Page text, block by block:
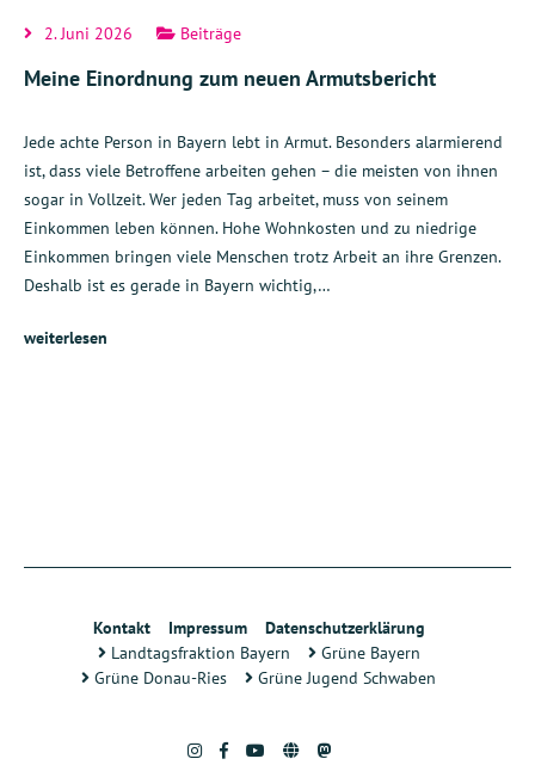
2. Juni 2026 Beiträge
Meine Einordnung zum neuen Armutsbericht
Jede achte Person in Bayern lebt in Armut. Besonders alarmierend
ist, dass viele Betroffene arbeiten gehen – die meisten von ihnen
sogar in Vollzeit. Wer jeden Tag arbeitet, muss von seinem
Einkommen leben können. Hohe Wohnkosten und zu niedrige
Einkommen bringen viele Menschen trotz Arbeit an ihre Grenzen.
Deshalb ist es gerade in Bayern wichtig,…
weiterlesen
Kontakt Impressum
Datenschutzerklärung
Landtagsfraktion Bayern
Grüne Bayern
Grüne Donau-Ries
Grüne Jugend Schwaben